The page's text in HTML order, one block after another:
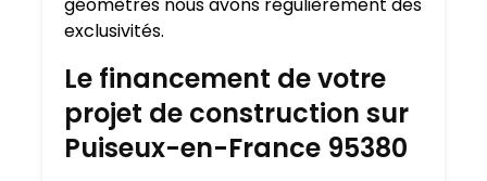
exclusivités.
Le financement de votre
projet de construction sur
Puiseux-en-France 95380